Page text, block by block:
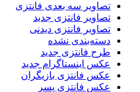
تصاویر سه بعدی فانتزی
تصاویر فانتزی جدید
تصاویر فانتزی دیدنی
دسته‌بندی نشده
طرح فانتزی جدید
عکس اینستاگرام جدید
عکس فانتزی بازیگران
عکس فانتزی پسر